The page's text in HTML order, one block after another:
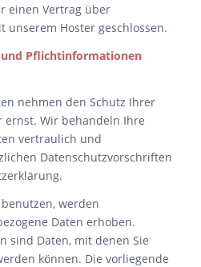
einen Vertrag über
Hoster geschlossen.
Pflichtinformationen
nehmen den Schutz Ihrer
ernst. Wir behandeln Ihre
vertraulich und
Datenschutzvorschriften
werden
Daten erhoben.
sind Daten, mit denen Sie
können. Die vorliegende